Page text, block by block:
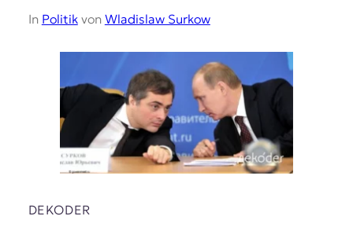
In Politikvon Wladislaw Surkow
DEKODER